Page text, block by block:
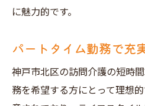
に魅力的です。
パートタイム勤務で充
神戸市北区の訪問介護の短時
務を希望する方にとって理想